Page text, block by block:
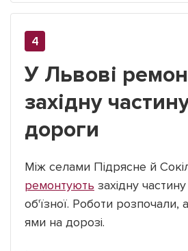
У Львові
західну
дороги
Між селами Підрясне й
ремонтують західну
об'їзної. Роботи розпочали,
ями на дорозі.